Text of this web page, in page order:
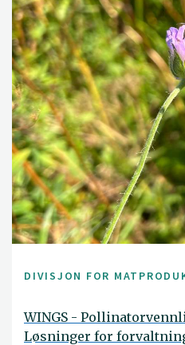
DIVISJON FOR
WINGS -
Løsninger for